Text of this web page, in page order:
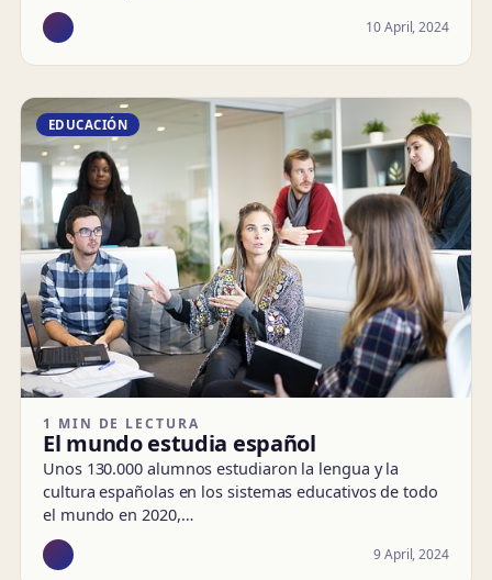
10 April, 2024
EDUCACIÓN
1 MIN DE LECTURA
El mundo estudia español
Unos 130.000 alumnos estudiaron la lengua y la
cultura españolas en los sistemas educativos de todo
el mundo en 2020,…
9 April, 2024